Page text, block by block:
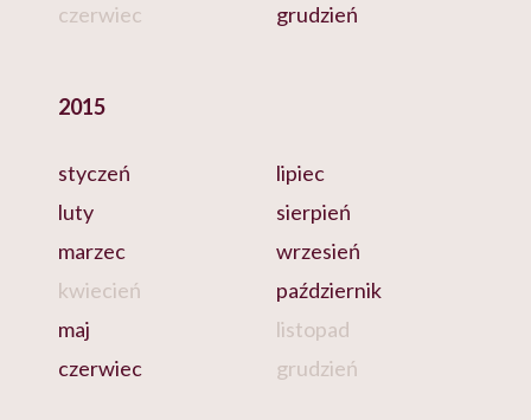
czerwiec
grudzień
2015
styczeń
luty
marzec
kwiecień
maj
czerwiec
lipiec
sierpień
wrzesień
październik
listopad
grudzień